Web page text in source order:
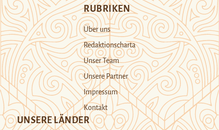
RUBRIKEN
Über uns
Redaktionscharta
Unser Team
Unsere Partner
Impressum
Kontakt
UNSERE LÄNDER